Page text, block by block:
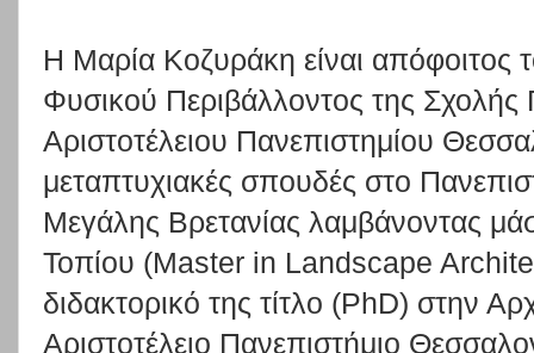
Η Μαρία Κοζυράκη είναι απόφοιτος
Φυσικού Περιβάλλοντος της
Αριστοτέλειου Πανεπιστημίου
μεταπτυχιακές σπουδές στο
Μεγάλης Βρετανίας λαμβάνοντας
Τοπίου (Master in Landscape
διδακτορικό της τίτλο (PhD) στην
Αριστοτέλειο Πανεπιστήμιο